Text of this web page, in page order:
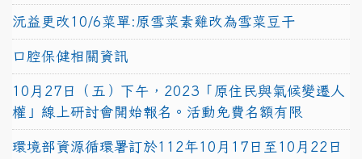
沅益更改10/6菜單:原雪菜素雞改為雪菜豆干
口腔保健相關資訊
10月27日（五）下午，2023「原住民與氣候變遷人
權」線上研討會開始報名。活動免費名額有限
環境部資源循環署訂於112年10月17日至10月22日